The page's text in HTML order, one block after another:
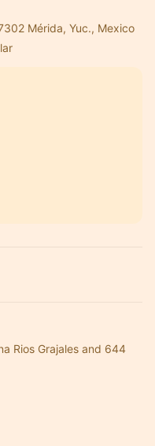
Mérida, Yuc., Mexico
Rios Grajales and 644